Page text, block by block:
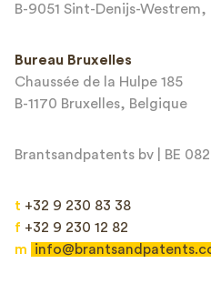
B-9051 Sint-Denijs-Westrem,
Bureau Bruxelles
Chaussée de la Hulpe 185
B-1170 Bruxelles, Belgique
Brantsandpatents bv | BE
t +32 9 230 83 38
f +32 9 230 12 82
m